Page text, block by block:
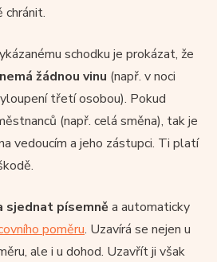
schodku je prokázat, že
žádnou vinu (např. v noci
třetí osobou). Pokud
(např. celá směna), tak je
vedoucím a jeho zástupci. Ti platí
sjednat písemně a automaticky
poměru. Uzavírá se nejen u
ale i u dohod. Uzavřít ji však